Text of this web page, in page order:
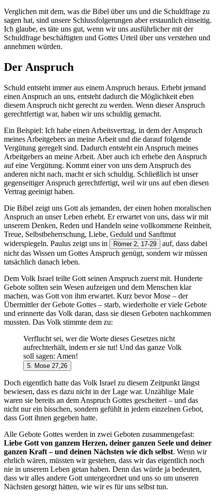
Verglichen mit dem, was die Bibel über uns und die Schuldfrage zu
sagen hat, sind unsere Schlussfolgerungen aber erstaunlich einseitig.
Ich glaube, es täte uns gut, wenn wir uns ausführlicher mit der
Schuldfrage beschäftigten und Gottes Urteil über uns verstehen und
annehmen würden.
Der Anspruch
Schuld entsteht immer aus einem Anspruch heraus. Erhebt jemand
einen Anspruch an uns, entsteht dadurch die Möglichkeit eben
diesem Anspruch nicht gerecht zu werden. Wenn dieser Anspruch
gerechtfertigt war, haben wir uns schuldig gemacht.
Ein Beispiel: Ich habe einen Arbeitsvertrag, in dem der Anspruch
meines Arbeitgebers an meine Arbeit und die darauf folgende
Vergütung geregelt sind. Dadurch entsteht ein Anspruch meines
Arbeitgebers an meine Arbeit. Aber auch ich erhebe den Anspruch
auf eine Vergütung. Kommt einer von uns dem Anspruch des
anderen nicht nach, macht er sich schuldig. Schließlich ist unser
gegenseitiger Anspruch gerechtfertigt, weil wir uns auf eben diesen
Vertrag geeinigt haben.
Die Bibel zeigt uns Gott als jemanden, der einen hohen moralischen
Anspruch an unser Leben erhebt. Er erwartet von uns, dass wir mit
unserem Denken, Reden und Handeln seine vollkommene Reinheit,
Treue, Selbstbeherrschung, Liebe, Geduld und Sanftmut
widerspiegeln. Paulus zeigt uns in
Römer 2, 17-29
auf, dass dabei
nicht das Wissen um Gottes Anspruch genügt, sondern wir müssen
tatsächlich danach leben.
Dem Volk Israel teilte Gott seinen Anspruch zuerst mit. Hunderte
Gebote sollten sein Wesen aufzeigen und dem Menschen klar
machen, was Gott von ihm erwartet. Kurz bevor Mose – der
Übermittler der Gebote Gottes – starb, wiederholte er viele Gebote
und erinnerte das Volk daran, dass sie diesen Geboten nachkommen
mussten. Das Volk stimmte dem zu:
Verflucht sei, wer die Worte dieses Gesetzes nicht
aufrechterhält, indem er sie tut! Und das ganze Volk
soll sagen: Amen!
5. Mose 27,26
Doch eigentlich hatte das Volk Israel zu diesem Zeitpunkt längst
bewiesen, dass es dazu nicht in der Lage war. Unzählige Male
waren sie bereits an dem Anspruch Gottes gescheitert – und das
nicht nur ein bisschen, sondern gefühlt in jedem einzelnen Gebot,
dass Gott ihnen gegeben hatte.
Alle Gebote Gottes werden in zwei Geboten zusammengefast:
Liebe Gott von ganzem Herzen, deiner ganzen Seele und deiner
ganzen Kraft – und deinen Nächsten wie dich selbst. Wenn wir
ehrlich wären, müssten wir gestehen, dass wir das eigentlich noch
nie in unserem Leben getan haben. Denn das würde ja bedeuten,
dass wir alles andere Gott untergeordnet und uns so um unseren
Nächsten gesorgt hätten, wie wir es für uns selbst tun.